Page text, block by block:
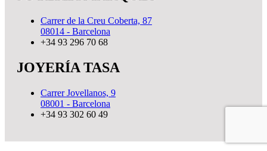
Carrer de la Creu Coberta, 87
08014 - Barcelona
+34 93 296 70 68
JOYERÍA TASA
Carrer Jovellanos, 9
08001 - Barcelona
+34 93 302 60 49